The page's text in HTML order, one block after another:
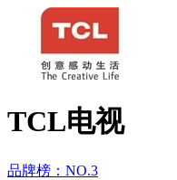
TCL电视
品牌榜： NO.3